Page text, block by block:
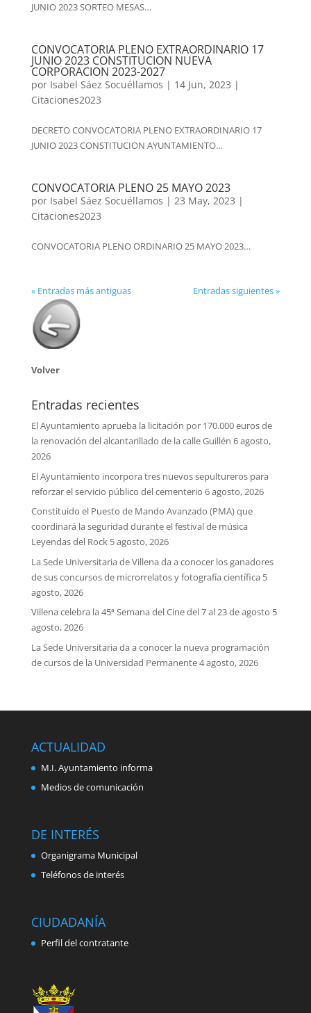
JUNIO 2023 SORTEO MESAS…
CONVOCATORIA PLENO EXTRAORDINARIO 17
JUNIO 2023 CONSTITUCION NUEVA
CORPORACION 2023-2027
por Isabel Sáez Socuéllamos | 14 Jun, 2023 |
Citaciones2023
DECRETO CONVOCATORIA PLENO EXTRAORDINARIO 17
JUNIO 2023 CONSTITUCION AYUNTAMIENTO…
CONVOCATORIA PLENO 25 MAYO 2023
por Isabel Sáez Socuéllamos | 23 May, 2023 |
Citaciones2023
CONVOCATORIA PLENO ORDINARIO 25 MAYO 2023…
« Entradas más antiguas Entradas siguientes »
Volver
Entradas recientes
El Ayuntamiento aprueba la licitación por 170.000 euros de
la renovación del alcantarillado de la calle Guillén 6 agosto,
2026
El Ayuntamiento incorpora tres nuevos sepultureros para
reforzar el servicio público del cementerio 6 agosto, 2026
Constituido el Puesto de Mando Avanzado (PMA) que
coordinará la seguridad durante el festival de música
Leyendas del Rock 5 agosto, 2026
La Sede Universitaria de Villena da a conocer los ganadores
de sus concursos de microrrelatos y fotografía científica 5
agosto, 2026
Villena celebra la 45ª Semana del Cine del 7 al 23 de agosto 5
agosto, 2026
La Sede Universitaria da a conocer la nueva programación
de cursos de la Universidad Permanente4 agosto, 2026
ACTUALIDAD
M.I. Ayuntamiento informa
Medios de comunicación
DE INTERÉS
Organigrama Municipal
Teléfonos de interés
CIUDADANÍA
Perfil del contratante